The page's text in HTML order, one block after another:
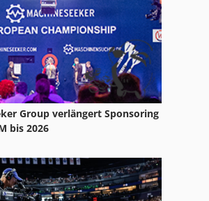
Group verlängert Sponsoring
bis 2026